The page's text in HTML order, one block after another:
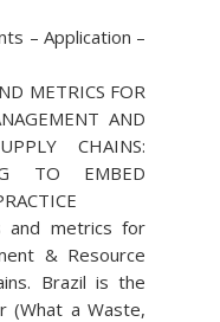
– Application –
METRICS FOR
AND
CHAINS:
TO EMBED
and metrics for
& Resource
Brazil is the
(What a Waste,